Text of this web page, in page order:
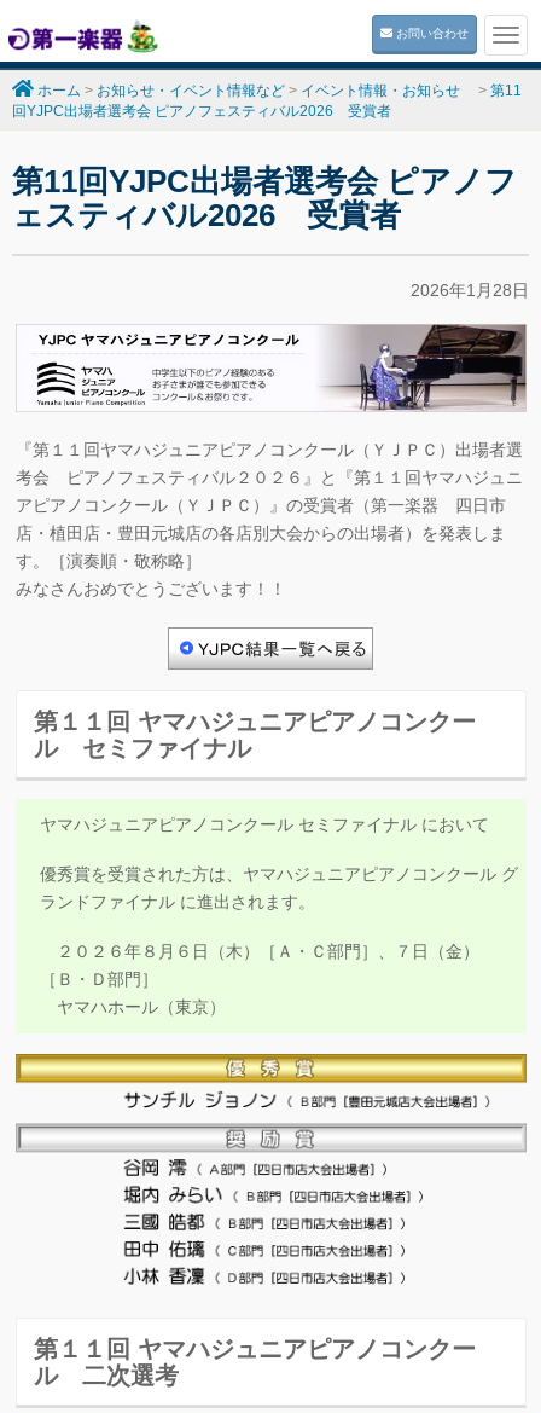
お問い合わせ
ホーム > お知らせ・イベント情報など > イベント情報・お知らせ > 第11
回YJPC出場者選考会 ピアノフェスティバル2026 受賞者
第11回YJPC出場者選考会 ピアノフ
ェスティバル2026 受賞者
2026年1月28日
『第１１回ヤマハジュニアピアノコンクール（ＹＪＰＣ）出場者選
考会 ピアノフェスティバル２０２６』と『第１１回ヤマハジュニ
アピアノコンクール（ＹＪＰＣ）』の受賞者（第一楽器 四日市
店・植田店・豊田元城店の各店別大会からの出場者）を発表しま
す。［演奏順・敬称略］
みなさんおめでとうございます！！
第１１回 ヤマハジュニアピアノコンクー
ル セミファイナル
ヤマハジュニアピアノコンクール セミファイナル において
優秀賞を受賞された方は、ヤマハジュニアピアノコンクール グ
ランドファイナル に進出されます。
２０２６年８月６日（木）［Ａ・Ｃ部門］、７日（金）
［Ｂ・Ｄ部門］
ヤマハホール（東京）
第１１回 ヤマハジュニアピアノコンクー
ル 二次選考